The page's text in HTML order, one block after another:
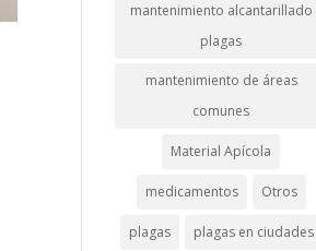
mantenimiento alcantarillado
plagas
mantenimiento de áreas
comunes
Material Apícola
medicamentos Otros
plagas plagas en ciudades